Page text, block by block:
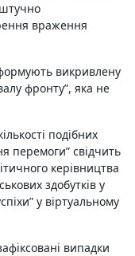
враження
викривлену
фронту”, яка не
подібних
перемоги” свідчить
керівництва
здобутків у
у віртуальному
випадки